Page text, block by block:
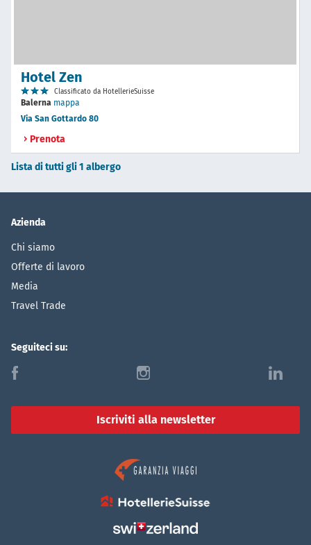
Hotel Zen
Classificato da HotellerieSuisse
Balerna mappa
Via San Gottardo 80
Prenota
Lista di tutti gli 1 albergo
Azienda
Chi siamo
Offerte di lavoro
Media
Travel Trade
Seguiteci su:
f i l
Iscriviti alla newsletter